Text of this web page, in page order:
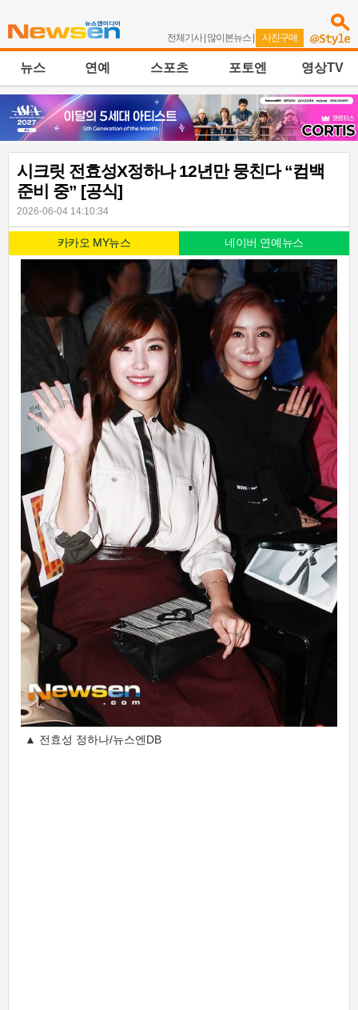
전체기사| 많이본뉴스 | 사진구매
뉴스 연예 스포츠 포토엔 영상TV
시크릿 전효성X정하나 12년만 뭉친다 “컴백
준비 중” [공식]
2026-06-04 14:10:34
카카오 MY뉴스 네이버 연예뉴스
▲ 전효성 정하나/뉴스엔DB